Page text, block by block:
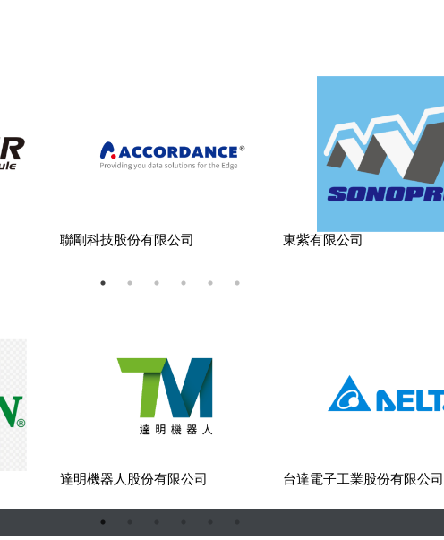
聯剛科技股份有限公司 東紫有限公司
達明機器人股份有限公司 台達電子工業股份有限公司